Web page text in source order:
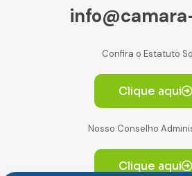
Confira o Estatuto
Clique aqui
Nosso Conselho
Clique aqui